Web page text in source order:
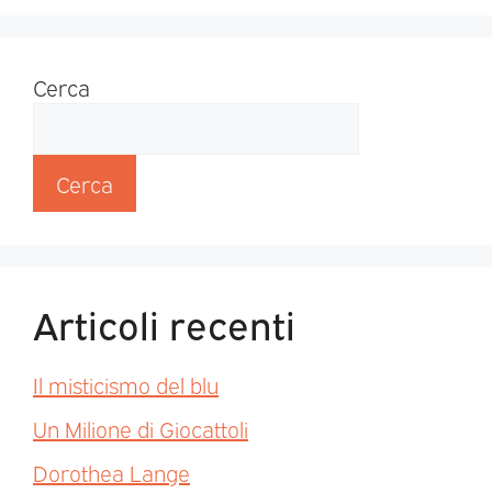
Cerca
Cerca
Articoli recenti
Il misticismo del blu
Un Milione di Giocattoli
Dorothea Lange